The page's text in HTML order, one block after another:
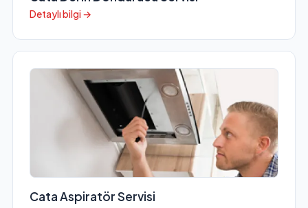
Detaylı bilgi →
Cata Aspiratör Servisi